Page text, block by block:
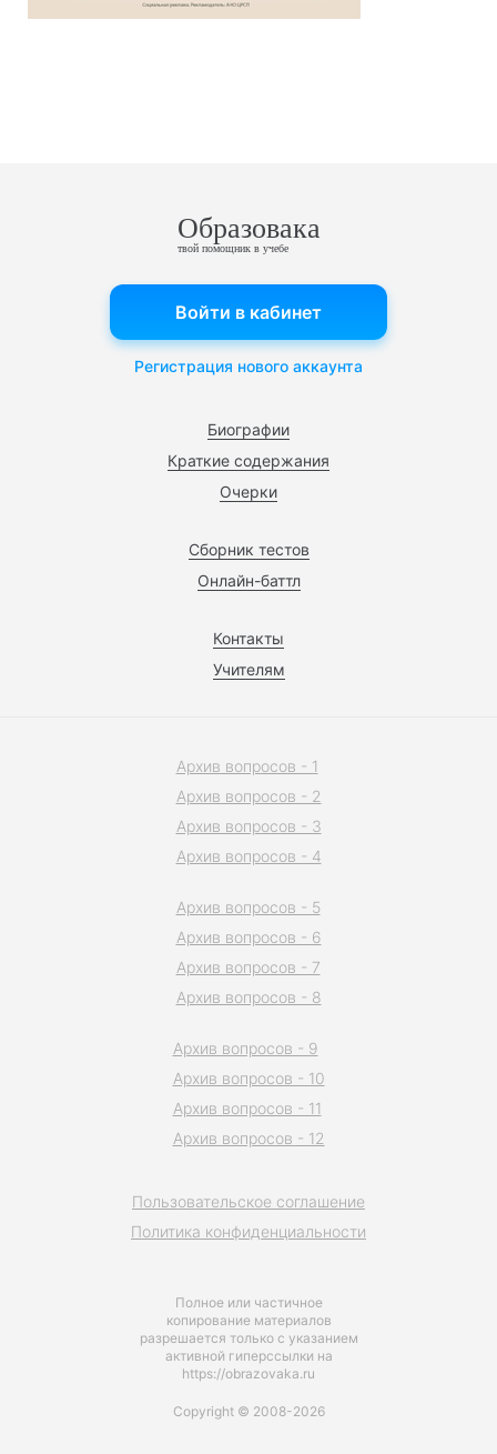
Образовака
твой помощник в учебе
Биографии
Краткие содержания
Очерки
Сборник тестов
Онлайн-баттл
Контакты
Учителям
Войти в кабинет
Регистрация нового аккаунта
Полное или частичное
копирование материалов
разрешается только с указанием
активной гиперссылки на
https://obrazovaka.ru
Пользовательское соглашение
Политика конфиденциальности
Архив вопросов - 1
Архив вопросов - 2
Архив вопросов - 3
Архив вопросов - 4
Архив вопросов - 5
Архив вопросов - 6
Архив вопросов - 7
Архив вопросов - 8
Архив вопросов - 9
Архив вопросов - 10
Архив вопросов - 11
Архив вопросов - 12
Copyright © 2008-2026